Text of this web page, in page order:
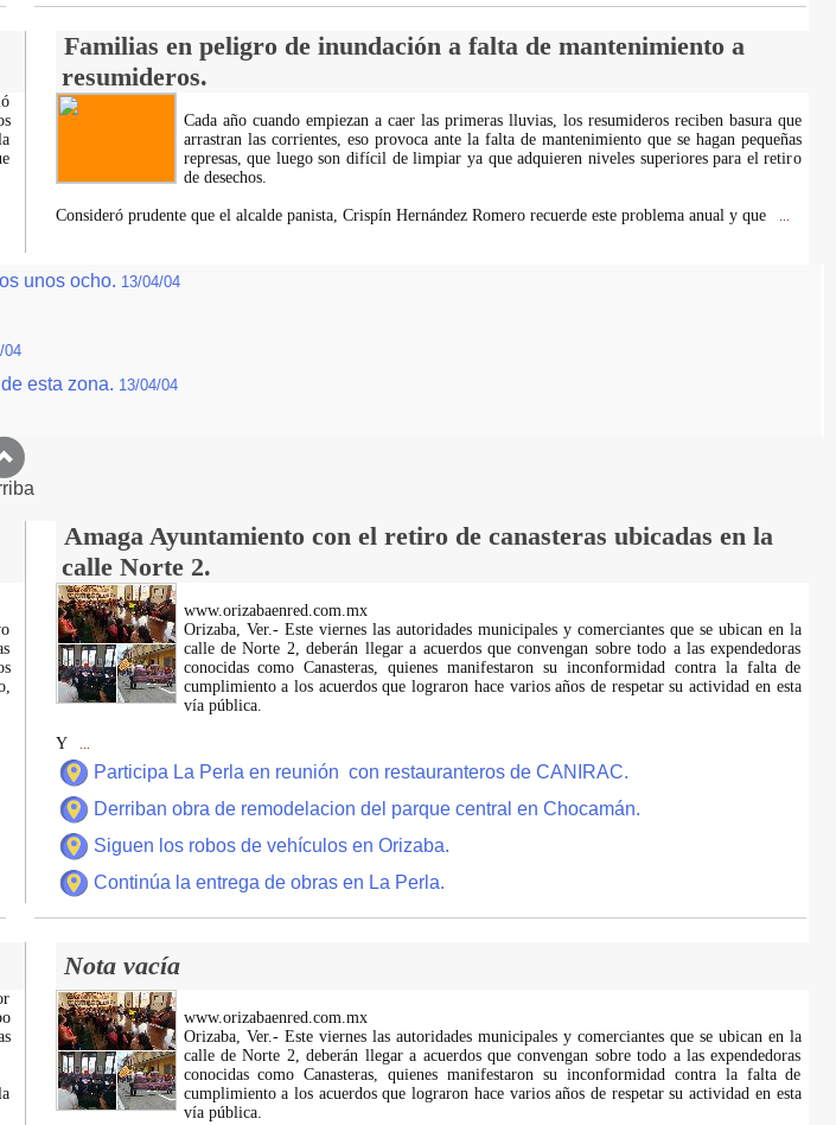
Familias en peligro de inundación a falta de mantenimiento a
resumideros.
Cada año cuando empiezan a caer las primeras lluvias, los resumideros reciben basura que
arrastran las corrientes, eso provoca ante la falta de mantenimiento que se hagan pequeñas
represas, que luego son difícil de limpiar ya que adquieren niveles superiores para el retiro
de desechos.
Consideró prudente que el alcalde panista, Crispín Hernández Romero recuerde este problema anual y que
unos ocho. 13/04/04
04
esta zona. 13/04/04
Amaga Ayuntamiento con el retiro de canasteras ubicadas en la
calle Norte 2.
www.orizabaenred.com.mx
Orizaba, Ver.- Este viernes las autoridades municipales y comerciantes que se ubican en la
calle de Norte 2, deberán llegar a acuerdos que convengan sobre todo a las expendedoras
conocidas como Canasteras, quienes manifestaron su inconformidad contra la falta de
cumplimiento a los acuerdos que lograron hace varios años de respetar su actividad en esta
vía pública.
Y
Participa La Perla en reunión con restauranteros de CANIRAC.
Derriban obra de remodelacion del parque central en Chocamán.
Siguen los robos de vehículos en Orizaba.
Continúa la entrega de obras en La Perla.
Nota vacía
www.orizabaenred.com.mx
Orizaba, Ver.- Este viernes las autoridades municipales y comerciantes que se ubican en la
calle de Norte 2, deberán llegar a acuerdos que convengan sobre todo a las expendedoras
conocidas como Canasteras, quienes manifestaron su inconformidad contra la falta de
cumplimiento a los acuerdos que lograron hace varios años de respetar su actividad en esta
vía pública.